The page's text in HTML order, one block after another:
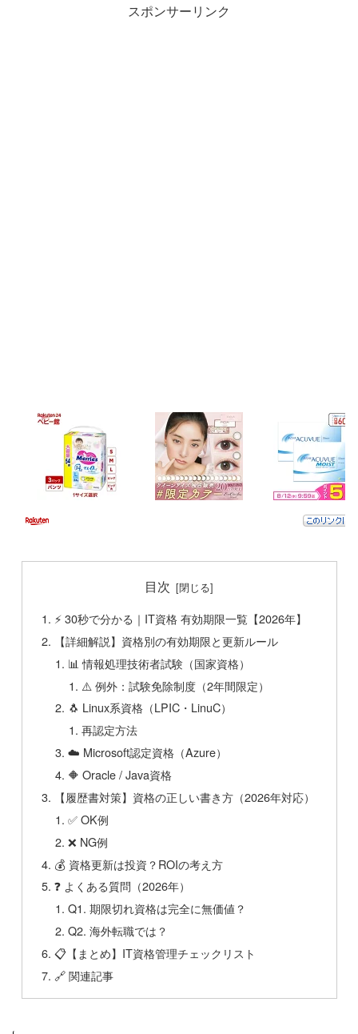
スポンサーリンク
目次
⚡ 30秒で分かる｜IT資格 有効期限一覧【2026年】
【詳細解説】資格別の有効期限と更新ルール
📊 情報処理技術者試験（国家資格）
⚠️ 例外：試験免除制度（2年間限定）
🐧 Linux系資格（LPIC・LinuC）
再認定方法
☁️ Microsoft認定資格（Azure）
🔶 Oracle / Java資格
【履歴書対策】資格の正しい書き方（2026年対応）
✅ OK例
❌ NG例
💰 資格更新は投資？ROIの考え方
❓ よくある質問（2026年）
Q1. 期限切れ資格は完全に無価値？
Q2. 海外転職では？
📋【まとめ】IT資格管理チェックリスト
🔗 関連記事